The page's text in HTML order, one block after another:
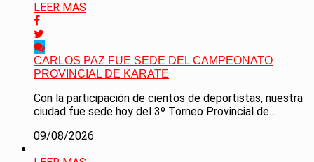
LEER MAS
CARLOS PAZ FUE SEDE DEL CAMPEONATO
PROVINCIAL DE KARATE
Con la participación de cientos de deportistas, nuestra
ciudad fue sede hoy del 3º Torneo Provincial de...
09/08/2026